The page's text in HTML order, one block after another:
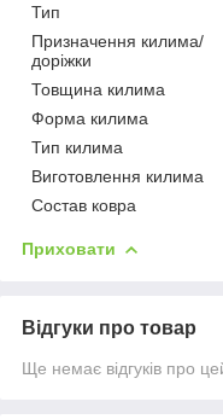
Тип
Призначення килима/
доріжки
Товщина килима
Форма килима
Тип килима
Виготовлення килима
Состав ковра
Приховати
Відгуки про товар
Ще немає відгуків про